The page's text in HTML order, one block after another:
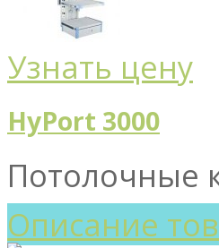
Узнать цену
HyPort 3000
Потолочные
Описание